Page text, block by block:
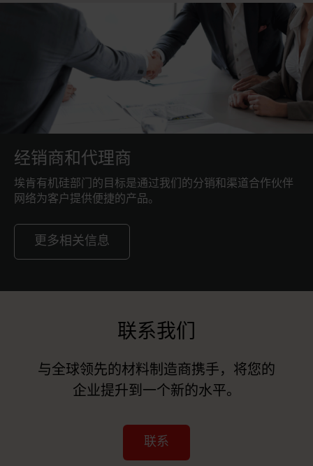
经销商和代理商
埃肯有机硅部门的目标是通过我们的分销和渠道合作伙伴
网络为客户提供便捷的产品。
更多相关信息
联系我们
与全球领先的材料制造商携手，将您的
企业提升到一个新的水平。
联系